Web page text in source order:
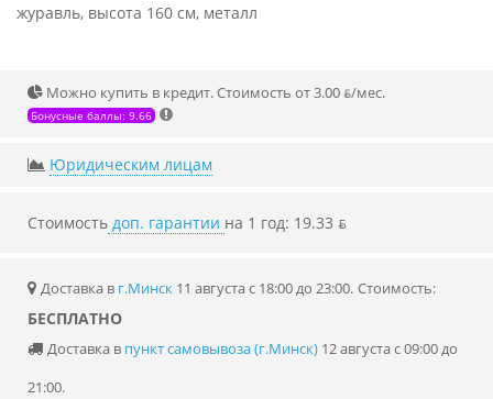
журавль, высота 160 см, металл
Можно купить в кредит. Стоимость от 3.00 ƃ/мec.
Бонусные баллы: 9.66
Юридическим лицам
Стоимость доп. гарантии на 1 год: 19.33 ƃ
Доставка в г.Минск 11 августа с 18:00 до 23:00. Стоимость:
БЕСПЛАТНО
Доставка в пункт самовывоза (г.Минск) 12 августа с 09:00 до
21:00.